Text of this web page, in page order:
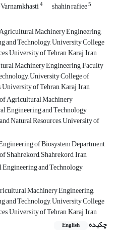
4 shahin rafiee5
Machinery Engineering,
Technology, University College
University of Tehran, Karaj, Iran
Machinery Engineering, Faculty
University College of
of Tehran, Karaj, Iran
Agricultural Machinery
Engineering and Technology,
Natural Resources, University of
of Biosystem Department,
Shahrekord, Iran
and Technology,
Machinery Engineering,
Technology, University College
University of Tehran, Karaj, Iran
چکیده
English